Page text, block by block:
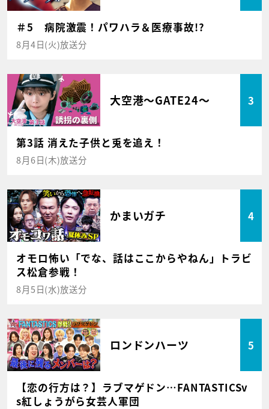
＃5 病院激震！パワハラ＆医療事故!?
8月4日(火)放送分
大空港～GATE24～ 3
第3話 消えた子供と兎を追え！
8月6日(木)放送分
かまいガチ 4
オモロ怖い「でな、話はここからやねん」トラビ
ス松倉参戦！
8月5日(水)放送分
ロンドンハーツ 5
【恋の行方は？】ラブマゲドン…FANTASTICSv
s紅しょうがら女芸人軍団